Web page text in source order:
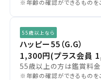
※年齢の確認ができるものを
55歳以上なら
ハッピー55（G.G）
1,300円(プラス会員
55歳以上の方は鑑賞料金
※年齢の確認ができるものを